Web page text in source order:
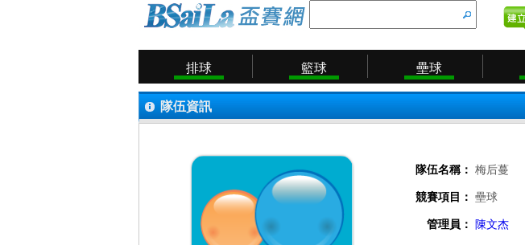
排球 籃球 壘球
隊伍資訊
隊伍名稱： 梅后蔓
競賽項目： 壘球
管理員： 陳文杰